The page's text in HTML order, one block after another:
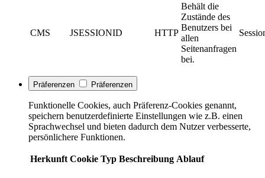
CMS JSESSIONID HTTP
Behält die
Zustände des
Benutzers bei
allen
Seitenanfragen
bei.
Präferenzen Präferenzen
Funktionelle Cookies, auch Präferenz-Cookies genannt,
speichern benutzerdefinierte Einstellungen wie z.B. einen
Sprachwechsel und bieten dadurch dem Nutzer verbesserte,
persönlichere Funktionen.
Herkunft Cookie Typ Beschreibung Ablauf